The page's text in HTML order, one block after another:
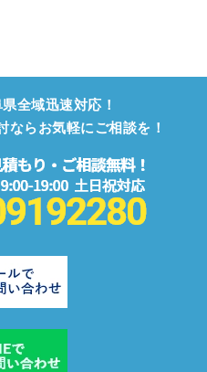
全域迅速対応！
ならお気軽にご相談を！